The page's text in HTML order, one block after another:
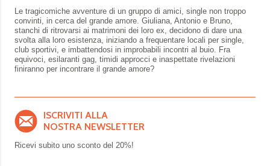
Le tragicomiche avventure di un gruppo di amici, single non troppo
convinti, in cerca del grande amore. Giuliana, Antonio e Bruno,
stanchi di ritrovarsi ai matrimoni dei loro ex, decidono di dare una
svolta alla loro esistenza, iniziando a frequentare locali per single,
club sportivi, e imbattendosi in improbabili incontri al buio. Fra
equivoci, esilaranti gag, timidi approcci e inaspettate rivelazioni
finiranno per incontrare il grande amore?
ISCRIVITI ALLA
NOSTRA NEWSLETTER
Ricevi subito uno sconto del 20%!